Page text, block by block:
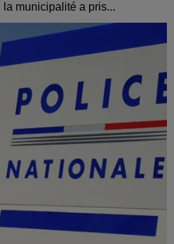
municipalité a pris...